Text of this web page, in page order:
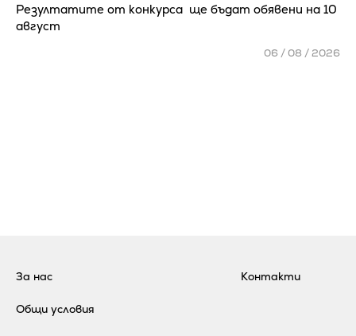
Резултатите от конкурса ще бъдат обявени на 10
август
06 / 08 / 2026
За нас
Общи условия
Контакти